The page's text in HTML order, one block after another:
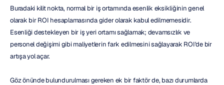
Buradaki kilit nokta, normal bir iş ortamında esenlik eksikliğinin genel
olarak bir ROI hesaplamasında gider olarak kabul edilmemesidir.
Esenliği destekleyen bir iş yeri ortamı sağlamak; devamsızlık ve
personel değişimi gibi maliyetlerin fark edilmesini sağlayarak ROI'de bir
artışa yol açar.
Göz önünde bulundurulması gereken ek bir faktör de, bazı durumlarda